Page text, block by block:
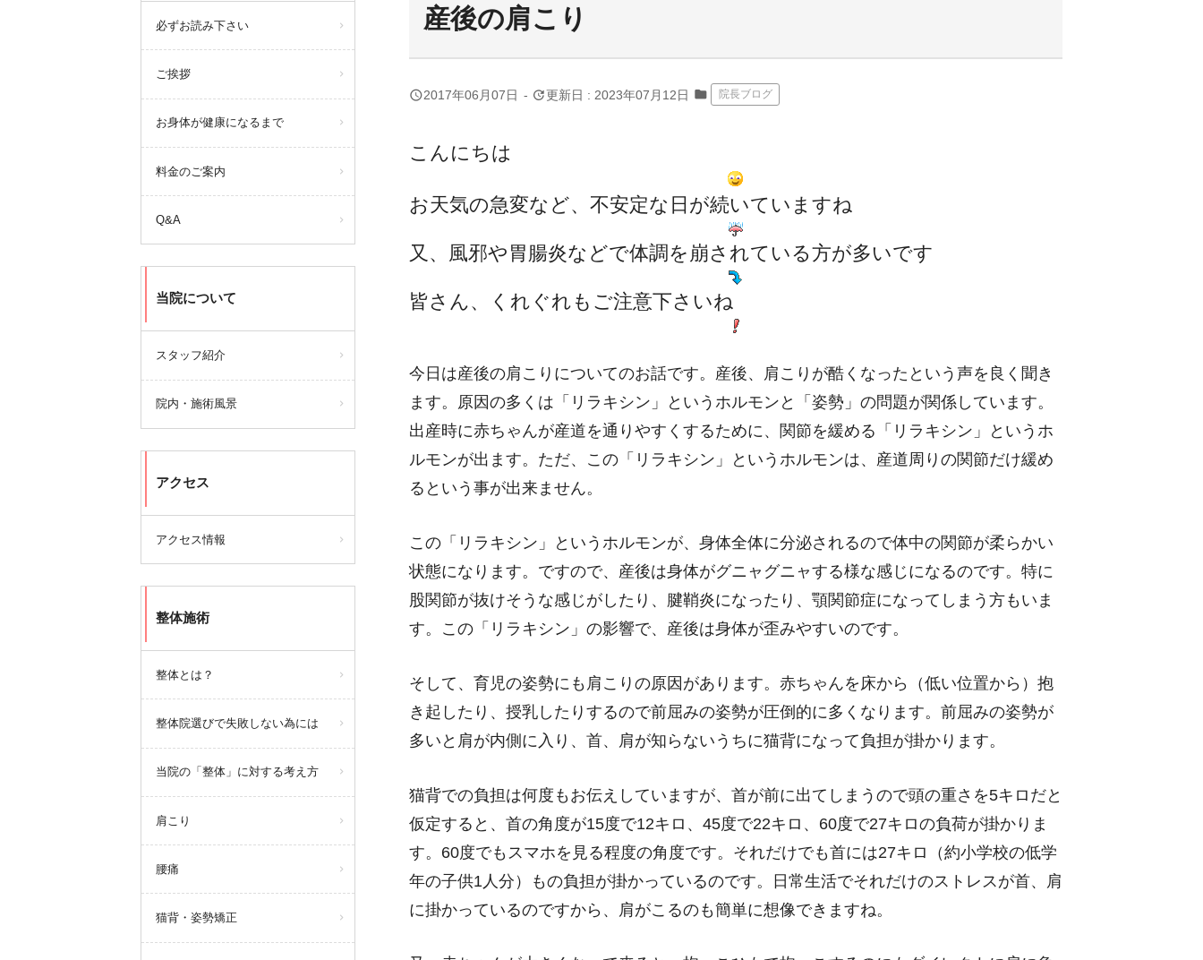
産後の肩こり
query_builder2017年06月07日 - update更新日 : 2023年07月12日 folder 院長ブログ
こんにちは
お天気の急変など、不安定な日が続いていますね
又、風邪や胃腸炎などで体調を崩されている方が多いです
皆さん、くれぐれもご注意下さいね
今日は産後の肩こりについてのお話です。産後、肩こりが酷くなったという声を良く聞き
ます。原因の多くは「リラキシン」というホルモンと「姿勢」の問題が関係しています。
出産時に赤ちゃんが産道を通りやすくするために、関節を緩める「リラキシン」というホ
ルモンが出ます。ただ、この「リラキシン」というホルモンは、産道周りの関節だけ緩め
るという事が出来ません。
この「リラキシン」というホルモンが、身体全体に分泌されるので体中の関節が柔らかい
状態になります。ですので、産後は身体がグニャグニャする様な感じになるのです。特に
股関節が抜けそうな感じがしたり、腱鞘炎になったり、顎関節症になってしまう方もいま
す。この「リラキシン」の影響で、産後は身体が歪みやすいのです。
そして、育児の姿勢にも肩こりの原因があります。赤ちゃんを床から（低い位置から）抱
き起したり、授乳したりするので前屈みの姿勢が圧倒的に多くなります。前屈みの姿勢が
多いと肩が内側に入り、首、肩が知らないうちに猫背になって負担が掛かります。
猫背での負担は何度もお伝えしていますが、首が前に出てしまうので頭の重さを5キロだと
仮定すると、首の角度が15度で12キロ、45度で22キロ、60度で27キロの負荷が掛かりま
す。60度でもスマホを見る程度の角度です。それだけでも首には27キロ（約小学校の低学
年の子供1人分）もの負担が掛かっているのです。日常生活でそれだけのストレスが首、肩
に掛かっているのですから、肩がこるのも簡単に想像できますね。
必ずお読み下さい
ご挨拶
お身体が健康になるまで
料金のご案内
Q&A
当院について
スタッフ紹介
院内・施術風景
アクセス
アクセス情報
整体施術
整体とは？
整体院選びで失敗しない為には
当院の「整体」に対する考え方
肩こり
腰痛
猫背・姿勢矯正